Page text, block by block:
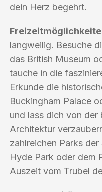
dein Herz begehrt.
langweilig. Besuche
das British Museum
tauche in die
Erkunde die
Buckingham Palace
und lass dich von der
Architektur
zahlreichen Parks
Hyde Park oder dem
Auszeit vom Trubel